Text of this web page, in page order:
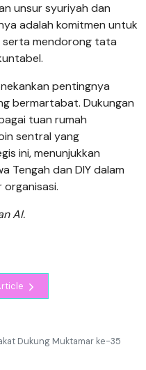
unsur syuriyah dan
adalah komitmen untuk
serta mendorong tata
pentingnya
bermartabat. Dukungan
tuan rumah
sentral yang
ini, menunjukkan
Tengah dan DIY dalam
AI.
Dukung Muktamar ke-35